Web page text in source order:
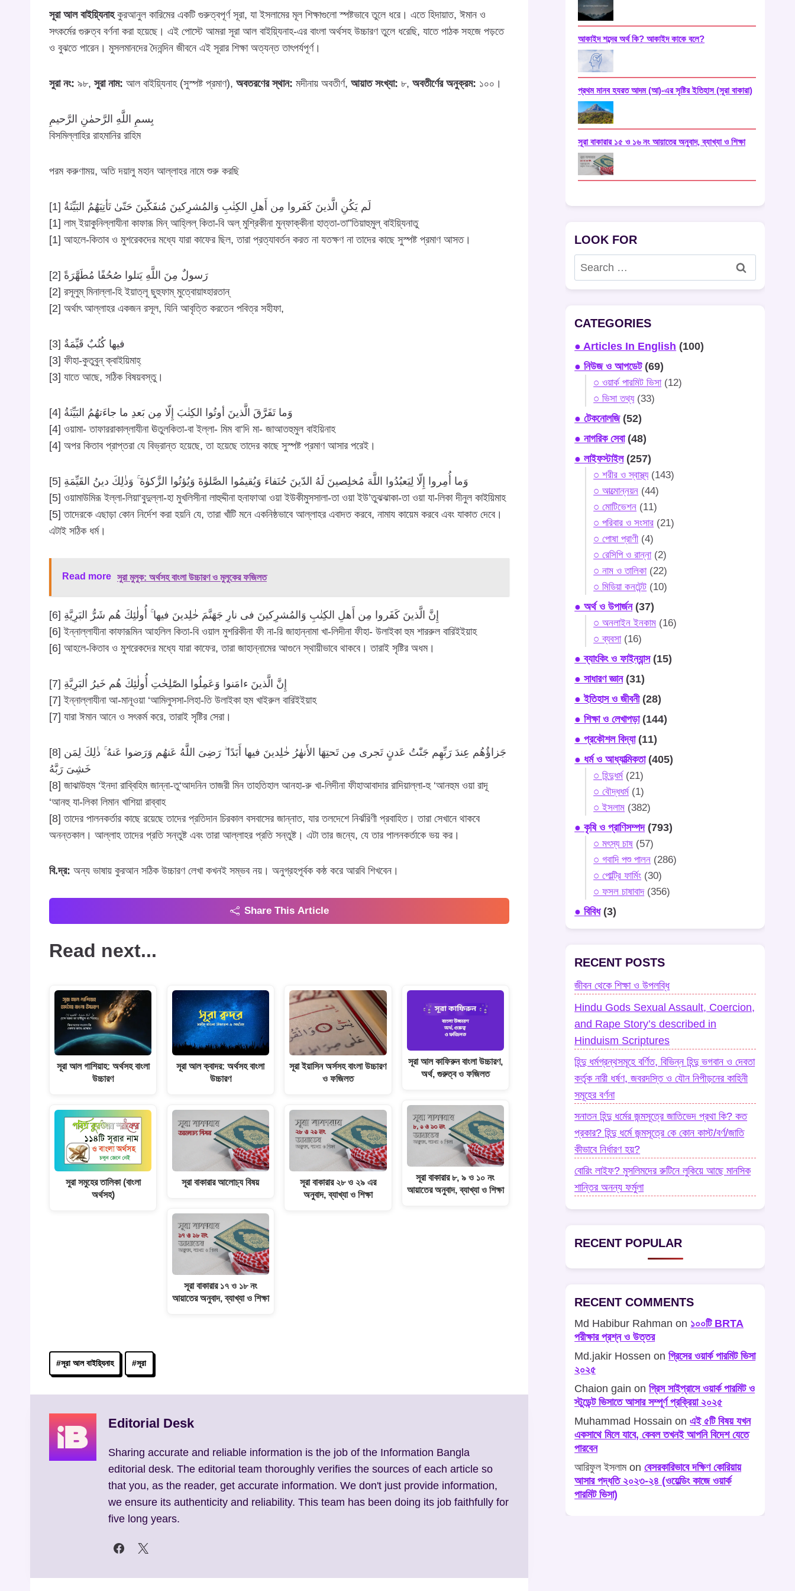
সূরা আল বাইয়্যিনাহকুরআনুল কারিমের একটি গুরুত্বপূর্ণ সূরা, যা ইসলামের মূল শিক্ষাগুলো স্পষ্টভাবে তুলে ধরে। এতে হিদায়াত, ঈমান ও
সৎকর্মের গুরুত্ব বর্ণনা করা হয়েছে। এই পোস্টে আমরা সূরা আল বাইয়্যিনাহ-এর বাংলা অর্থসহ উচ্চারণ তুলে ধরেছি, যাতে পাঠক সহজে পড়তে
ও বুঝতে পারেন। মুসলমানদের দৈনন্দিন জীবনে এই সূরার শিক্ষা অত্যন্ত তাৎপর্যপূর্ণ।
সুরা নং: ৯৮, সুরা নাম: আল বাইয়্যিনাহ (সুস্পষ্ট প্রমাণ), অবতরণের স্থান: মদীনায় অবতীর্ণ, আয়াত সংখ্যা: ৮, অবতীর্ণের অনুক্রম: ১০০।
بِسمِ اللَّهِ الرَّحمٰنِ الرَّحيمِ
বিসমিল্লাহির রাহমানির রাহিম
পরম করুণাময়, অতি দয়ালু মহান আল্লাহর নামে শুরু করছি
[1] لَم يَكُنِ الَّذينَ كَفَروا مِن أَهلِ الكِتٰبِ وَالمُشرِكينَ مُنفَكّينَ حَتّىٰ تَأتِيَهُمُ البَيِّنَةُ
[1] লাম্ ইয়াকুনিল্লাযীনা কাফারূ মিন্ আহ্লিল্ কিতা-বি অল্ মুশ্রিকীনা মুন্ফাক্কীনা হাত্তা-তা”তিয়াহুমুল্ বাইয়্যিনাতু
[1] আহলে-কিতাব ও মুশরেকদের মধ্যে যারা কাফের ছিল, তারা প্রত্যাবর্তন করত না যতক্ষণ না তাদের কাছে সুস্পষ্ট প্রমাণ আসত।
[2] رَسولٌ مِنَ اللَّهِ يَتلوا صُحُفًا مُطَهَّرَةً
[2] রসূলুম্ মিনাল্লা-হি ইয়াত্লূ ছুহুফাম্ মুত্বোয়াহ্হারতান্
[2] অর্থাৎ আল্লাহর একজন রসূল, যিনি আবৃত্তি করতেন পবিত্র সহীফা,
[3] فيها كُتُبٌ قَيِّمَةٌ
[3] ফীহা-কুতুবুন্ ক্বাইয়িমাহ্
[3] যাতে আছে, সঠিক বিষয়বস্তু।
[4] وَما تَفَرَّقَ الَّذينَ أوتُوا الكِتٰبَ إِلّا مِن بَعدِ ما جاءَتهُمُ البَيِّنَةُ
[4] ওয়ামা- তাফাররাকাল্লাযীনা ঊতুলকিতা-বা ইল্লা- মিম বা‘দি মা- জাআতহুমুল বাইয়িনাহ
[4] অপর কিতাব প্রাপ্তরা যে বিভ্রান্ত হয়েছে, তা হয়েছে তাদের কাছে সুস্পষ্ট প্রমাণ আসার পরেই।
[5] وَما أُمِروا إِلّا لِيَعبُدُوا اللَّهَ مُخلِصينَ لَهُ الدّينَ حُنَفاءَ وَيُقيمُوا الصَّلوٰةَ وَيُؤتُوا الزَّكوٰةَ ۚ وَذٰلِكَ دينُ القَيِّمَةِ
[5] ওয়ামাউমিরূ ইল্লা-লিয়া‘বুদুল্লা-হা মুখলিসীনা লাহুদ্দীনা হুনাফাআ ওয়া ইউকীমুসসালা-তা ওয়া ইউ’তুঝঝাকা-তা ওয়া যা-লিকা দীনুল কাইয়িমাহ
[5] তাদেরকে এছাড়া কোন নির্দেশ করা হয়নি যে, তারা খাঁটি মনে একনিষ্ঠভাবে আল্লাহর এবাদত করবে, নামায কায়েম করবে এবং যাকাত দেবে।
এটাই সঠিক ধর্ম।
Read more সুরা মুলুক: অর্থসহ বাংলা উচ্চারণ ও মুলুকের ফজিলত
[6] إِنَّ الَّذينَ كَفَروا مِن أَهلِ الكِتٰبِ وَالمُشرِكينَ فى نارِ جَهَنَّمَ خٰلِدينَ فيها ۚ أُولٰئِكَ هُم شَرُّ البَرِيَّةِ
[6] ইন্নাল্লাযীনা কাফারূমিন আহলিল কিতা-বি ওয়াল মুশরিকীনা ফী না-রি জাহান্নামা খা-লিদীনা ফীহা- উলাইকা হুম শাররুল বারিইইয়াহ
[6] আহলে-কিতাব ও মুশরেকদের মধ্যে যারা কাফের, তারা জাহান্নামের আগুনে স্থায়ীভাবে থাকবে। তারাই সৃষ্টির অধম।
[7] إِنَّ الَّذينَ ءامَنوا وَعَمِلُوا الصّٰلِحٰتِ أُولٰئِكَ هُم خَيرُ البَرِيَّةِ
[7] ইন্নাল্লাযীনা আ-মানূওয়া ‘আমিলুসসা-লিহা-তি উলাইকা হুম খাইরুল বারিইইয়াহ
[7] যারা ঈমান আনে ও সৎকর্ম করে, তারাই সৃষ্টির সেরা।
[8] جَزاؤُهُم عِندَ رَبِّهِم جَنّٰتُ عَدنٍ تَجرى مِن تَحتِهَا الأَنهٰرُ خٰلِدينَ فيها أَبَدًا ۖ رَضِىَ اللَّهُ عَنهُم وَرَضوا عَنهُ ۚ ذٰلِكَ لِمَن
خَشِىَ رَبَّهُ
[8] জাঝাউহুম ‘ইনদা রাব্বিহিম জান্না-তু‘আদনিন তাজরী মিন তাহতিহাল আনহা-রু খা-লিদীনা ফীহাআবাদার রাদিয়াল্লা-হু ‘আনহুম ওয়া রাদূ
‘আনহু যা-লিকা লিমান খাশিয়া রাব্বাহ
[8] তাদের পালনকর্তার কাছে রয়েছে তাদের প্রতিদান চিরকাল বসবাসের জান্নাত, যার তলদেশে নির্ঝরিণী প্রবাহিত। তারা সেখানে থাকবে
অনন্তকাল। আল্লাহ তাদের প্রতি সন্তুষ্ট এবং তারা আল্লাহর প্রতি সন্তুষ্ট। এটা তার জন্যে, যে তার পালনকর্তাকে ভয় কর।
বি.দ্র: অন্য ভাষায় কুরআন সঠিক উচ্চারণ লেখা কখনই সম্ভব নয়। অনুগ্রহপূর্বক কষ্ঠ করে আরবি শিখবেন।
Share This Article
Read next...
সূরা আল গাশিয়াহ: অর্থসহ বাংলা
উচ্চারণ
সুরা সমুহের তালিকা (বাংলা
অর্থসহ)
সূরা আল ক্বাদর: অর্থসহ বাংলা
উচ্চারণ
সূরা বাকারার আলোচ্য বিষয়
সূরা বাকারার ১৭ ও ১৮ নং
আয়াতের অনুবাদ, ব্যাখ্যা ও শিক্ষা
সূরা ইয়াসিন অর্সসহ বাংলা উচ্চারণ
ও ফজিলত
সূরা বাকারার ২৮ ও ২৯ এর
অনুবাদ, ব্যাখ্যা ও শিক্ষা
সূরা আল কাফিরুন বাংলা উচ্চারণ,
অর্থ, গুরুত্ব ও ফজিলত
সূরা বাকারার ৮, ৯ ও ১০ নং
আয়াতের অনুবাদ, ব্যাখ্যা ও শিক্ষা
Post
Tags:
#সূরা আল বাইয়্যিনাহ #সূরা
Editorial Desk
Sharing accurate and reliable information is the job of the Information Bangla
editorial desk. The editorial team thoroughly verifies the sources of each article so
that you, as the reader, get accurate information. We don't just provide information,
we ensure its authenticity and reliability. This team has been doing its job faithfully for
five long years.
আকাইদ শব্দের অর্থ কি? আকাইদ কাকে বলে?
প্রথম মানব হযরত আদম (আ)-এর সৃষ্টির ইতিহাস (সূরা বাকারা)
সূরা বাকারার ১৫ ও ১৬ নং আয়াতের অনুবাদ, ব্যাখ্যা ও শিক্ষা
LOOK FOR
Search
for:
CATEGORIES
● Articles In English (100)
● নিউজ ও আপডেট(69)
○ ওয়ার্ক পারমিট ভিসা(12)
○ ভিসা তথ্য(33)
● টেকনোলজি(52)
● নাগরিক সেবা(48)
● লাইফস্টাইল(257)
○ শরীর ও স্বাস্থ্য(143)
○ আত্মোন্নয়ন (44)
○ মোটিভেশন (11)
○ পরিবার ও সংসার (21)
○ পোষা প্রাণী (4)
○ রেসিপি ও রান্না(2)
○ নাম ও তালিকা(22)
○ মিডিয়া কনটেন্ট (10)
● অর্থ ও উপার্জন(37)
○ অনলাইন ইনকাম (16)
○ ব্যবসা(16)
● ব্যাংকিং ও ফাইন্যান্স(15)
● সাধারণ জ্ঞান(31)
● ইতিহাস ও জীবনী(28)
● শিক্ষা ও লেখাপড়া(144)
● প্রকৌশল বিদ্যা(11)
● ধর্ম ও আধ্যাত্মিকতা(405)
○ হিন্দুধর্ম (21)
○ বৌদ্ধধর্ম (1)
○ ইসলাম (382)
● কৃষি ও প্রাণিসম্পদ(793)
○ মৎস্য চাষ (57)
○ গবাদি পশু পালন (286)
○ পোল্ট্রি ফার্মিং (30)
○ ফসল চাষাবাদ(356)
● বিবিধ(3)
RECENT POSTS
জীবন থেকে শিক্ষা ও উপলব্ধি
Hindu Gods Sexual Assault, Coercion,
and Rape Story’s described in
Hinduism Scriptures
হিন্দু ধর্মগ্রন্থসমূহে বর্ণিত, বিভিন্ন হিন্দু ভগবান ও দেবতা
কর্তৃক নারী ধর্ষণ, জবরদস্তি ও যৌন নিপীড়নের কাহিনী
সমূহের বর্ণনা
সনাতন হিন্দু ধর্মের জন্মসূত্রে জাতিভেদ প্রথা কি? কত
প্রকার? হিন্দু ধর্মে জন্মসূত্রে কে কোন কাস্ট/বর্ণ/জাতি
কীভাবে নির্ধারণ হয়?
বোরিং লাইফ? মুসলিমদের রুটিনে লুকিয়ে আছে মানসিক
শান্তির অনন্য ফর্মুলা
RECENT POPULAR
RECENT COMMENTS
Md Habibur Rahman on ১০০টি BRTA
পরীক্ষার প্রশ্ন ও উত্তর
Md.jakir Hossen onগ্রিসের ওয়ার্ক পারমিট ভিসা
২০২৫
Chaion gain onগ্রিস সাইপ্রাসে ওয়ার্ক পারমিট ও
স্টুডেন্ট ভিসাতে আসার সম্পূর্ণ প্রক্রিয়া ২০২৫
Muhammad Hossain onএই ৫টি বিষয় যখন
একসাথে মিলে যাবে, কেবল তখনই আপনি বিদেশ যেতে
পারবেন
আরিফুল ইসলামonবেসরকারিভাবে দক্ষিণ কোরিয়ায়
আসার পদ্ধতি ২০২৩-২৪ (ওয়েল্ডিং কাজে ওয়ার্ক
পারমিট ভিসা)